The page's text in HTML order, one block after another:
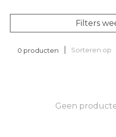
Filters
0 producten Sorteren op
Geen